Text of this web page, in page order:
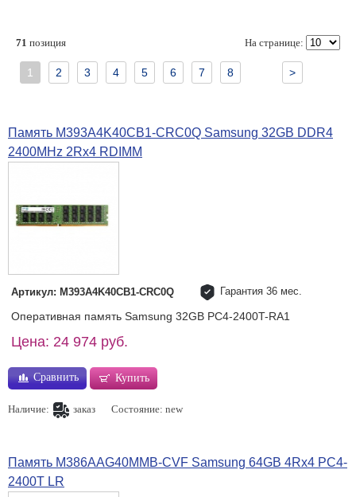
71 позиция
1 2 3 4 5 6 7 8 >
На странице:
Память M393A4K40CB1-CRC0Q Samsung 32GB DDR4
2400MHz 2Rx4 RDIMM
Артикул: M393A4K40CB1-CRC0Q Гарантия 36 мес.
Оперативная память Samsung 32GB PC4-2400T-RA1
Цена: 24 974 руб.
Сравнить Купить
Наличие: заказ Состояние: new
Память M386AAG40MMB-CVF Samsung 64GB 4Rx4 PC4-
2400T LR